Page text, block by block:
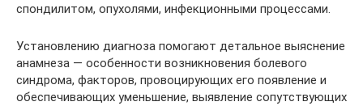
спондилитом, опухолями, инфекционными процессами.
Установлению диагноза помогают детальное выяснение
анамнеза — особенности возникновения болевого
синдрома, факторов, провоцирующих его появление и
обеспечивающих уменьшение, выявление сопутствующих